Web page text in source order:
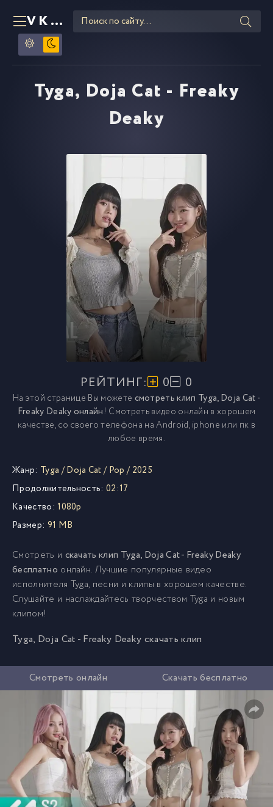
VKLIPE RU
Tyga, Doja Cat - Freaky
Deaky
РЕЙТИНГ: 0 0
На этой странице Вы можете смотреть клип Tyga, Doja Cat -
Freaky Deaky онлайн! Смотреть видео онлайн в хорошем
качестве, со своего телефона на Android, iphone или пк в
любое время.
Жанр: Tyga /Doja Cat/ Pop / 2025
Продолжительность: 02:17
Качество: 1080p
Размер: 91 MB
Смотреть и скачать клип Tyga, Doja Cat - Freaky Deaky
бесплатно онлайн. Лучшие популярные видео
исполнителя Tyga, песни и клипы в хорошем качестве.
Слушайте и наслаждайтесь творчеством Tyga и новым
клипом!
Tyga, Doja Cat - Freaky Deaky скачать клип
Смотреть онлайн Скачать бесплатно